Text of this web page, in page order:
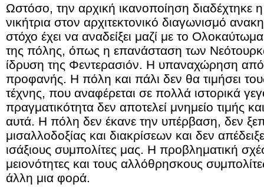
Ωστόσο, την αρχική ικανοποίηση διαδέχτηκε
νικήτρια στον αρχιτεκτονικό διαγωνισμό
στόχο έχει να αναδείξει μαζί με το
της πόλης, όπως η επανάσταση των
ίδρυση της Φεντερασιόν. Η υπαναχώρηση από
προφανής. Η πόλη και πάλι δεν θα τιμήσει
τέχνης, που αναφέρεται σε πολλά ιστορικά
πραγματικότητα δεν αποτελεί μνημείο τιμής
αυτά. Η πόλη δεν έκανε την υπέρβαση, δεν
μισαλλοδοξίας και διακρίσεων και δεν
ισάξιους συμπολίτες μας. Η προβληματική
μειονότητες και τους αλλόθρησκους
άλλη μια φορά.